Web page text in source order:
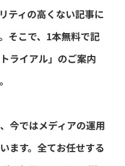
ティの高くない記事に
そこで、1本無料で記
ライアル」のご案内
今ではメディアの運用
ます。全てお任せする